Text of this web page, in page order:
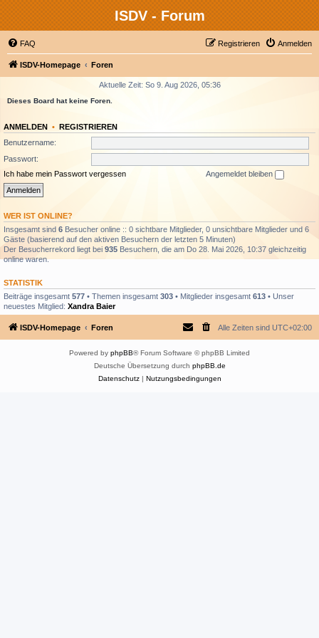
ISDV - Forum
FAQ Anmelden
Registrieren
ISDV-Homepage Foren
Aktuelle Zeit: So 9. Aug 2026, 05:36
Dieses Board hat keine Foren.
ANMELDEN • REGISTRIEREN
Benutzername:
Passwort:
Ich habe mein Passwort vergessen
Angemeldet bleiben
WER IST ONLINE?
Insgesamt sind 6 Besucher online :: 0 sichtbare Mitglieder, 0 unsichtbare Mitglieder und 6
Gäste (basierend auf den aktiven Besuchern der letzten 5 Minuten)
Der Besucherrekord liegt bei 935 Besuchern, die am Do 28. Mai 2026, 10:37 gleichzeitig
online waren.
STATISTIK
Beiträge insgesamt 577 • Themen insgesamt 303 • Mitglieder insgesamt 613 • Unser
neuestes Mitglied: Xandra Baier
ISDV-Homepage Foren Alle Zeiten sind UTC+02:00
Powered by phpBB® Forum Software © phpBB Limited
Deutsche Übersetzung durch phpBB.de
Datenschutz| Nutzungsbedingungen